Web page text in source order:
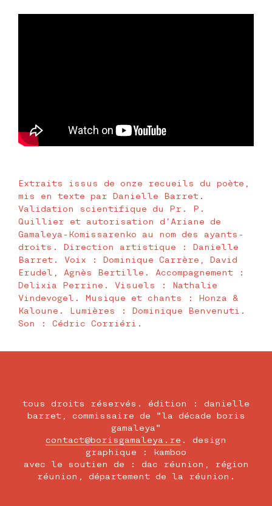
Extraits issus de onze recueils du poète,
mis en texte par Danielle Barret.
Validation scientifique du Pr. P.
Quillier et autorisation d’Ariane de
Gamaleya-Komissarenko au nom des ayants-
droits. Direction artistique : Danielle
Barret. Voix : Dominique Carrère, David
Erudel, Agnès Bertille. Accompagnement :
Delixia Perrine. Visuels : Nathalie
Vindevogel. Musique et chants : Honza &
Kaloune. Lumières : Dominique Benvenuti.
Son : Cédric Corriéri.
tous droits réservés. édition : danielle
barret, commissaire de "la décade boris
gamaleya"
contact@borisgamaleya.re . design
graphique : kamboo
avec le soutien de : dac réunion, région
réunion, département de la réunion.